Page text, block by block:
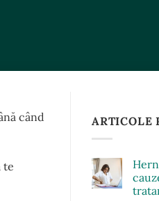
când
te
ARTICOLE